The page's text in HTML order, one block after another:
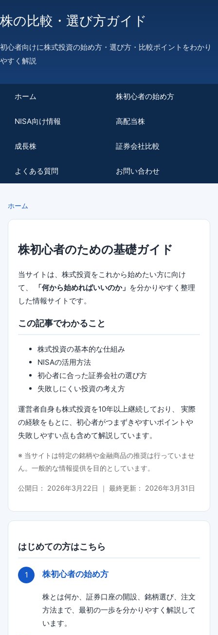
株の比較・選び方ガイド
初心者向けに株式投資の始め方・選び方・比較ポイントをわかり
やすく解説
ホーム 株初心者の始め方
NISA向け情報 高配当株
成長株 証券会社比較
よくある質問 お問い合わせ
ホーム
株初心者のための基礎ガイド
当サイトは、株式投資をこれから始めたい方に向け
て、
「何から始めればいいのか」 を分かりやすく整理
した情報サイトです。
この記事でわかること
株式投資の基本的な仕組み
NISAの活用方法
初心者に合った証券会社の選び方
失敗しにくい投資の考え方
運営者自身も株式投資を10年以上継続しており、 実際
の経験をもとに、初心者がつまずきやすいポイントや
失敗しやすい点も含めて解説しています。
※ 当サイトは特定の銘柄や金融商品の推奨は行っていませ
ん。一般的な情報提供を目的としています。
公開日： 2026年3月22日 ｜ 最終更新： 2026年3月31日
はじめての方はこちら
株初心者の始め方
株とは何か、証券口座の開設、銘柄選び、注文
方法まで、最初の一歩を分かりやすく解説して
います。